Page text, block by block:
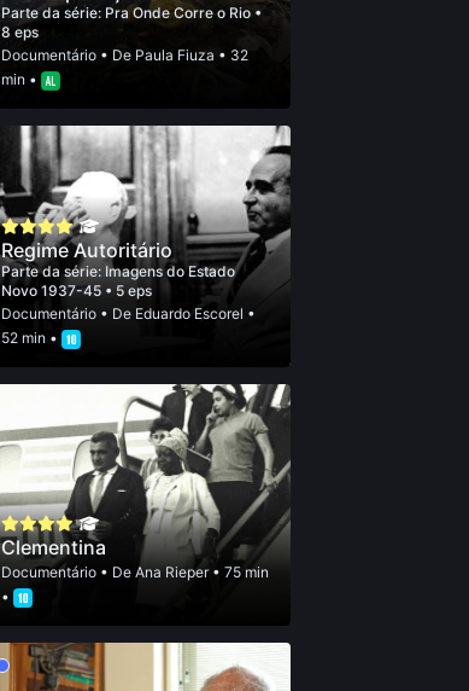
Parte da série: Pra Onde Corre o Rio •
8 eps
Documentário • De Paula Fiuza • 32
min •
Regime Autoritário
Parte da série: Imagens do Estado
Novo 1937-45 • 5 eps
Documentário • De Eduardo Escorel •
52 min •
Clementina
Documentário • DeAna Rieper• 75 min
•